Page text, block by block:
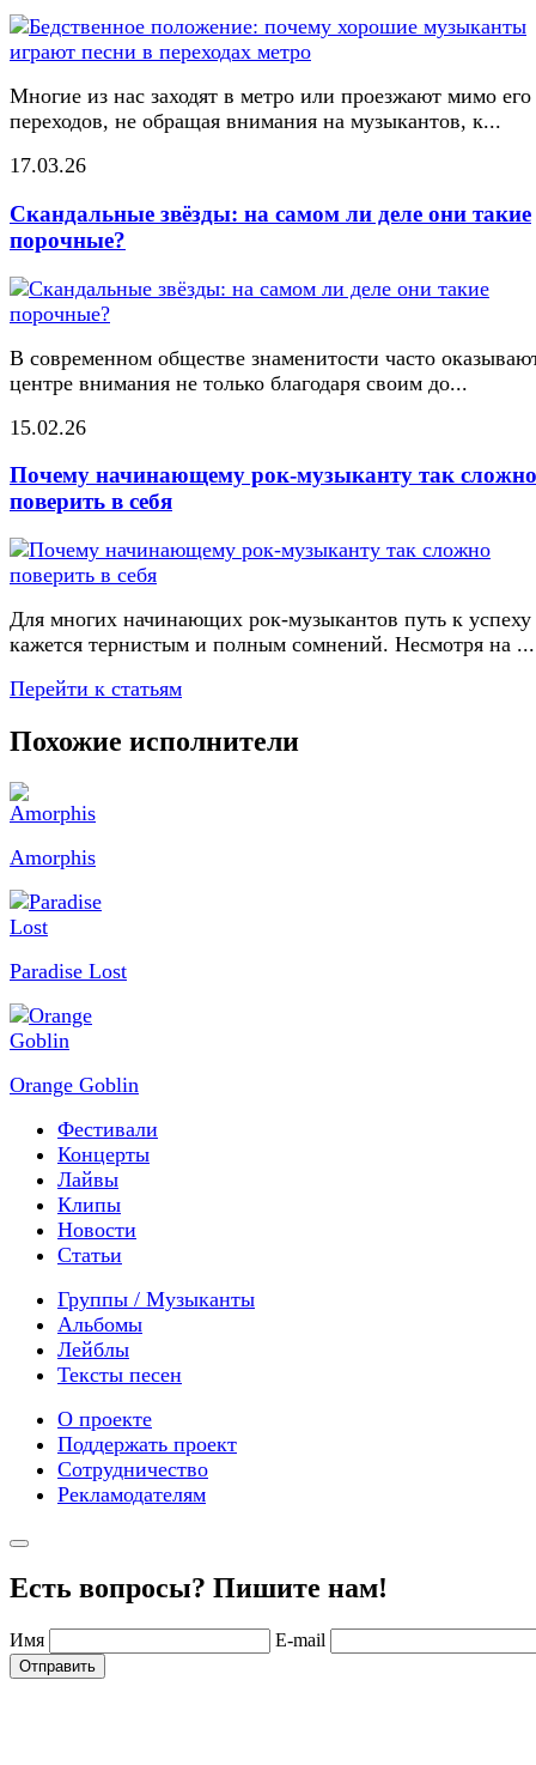
Многие из нас заходят в метро или проезжают мимо его
переходов, не обращая внимания на музыкантов, к...
17.03.26
Скандальные звёзды: на самом ли деле они такие
порочные?
В современном обществе знаменитости часто
центре внимания не только благодаря своим до...
15.02.26
Почему начинающему рок-музыканту так сложно
поверить в себя
Для многих начинающих рок-музыкантов путь к успеху
кажется тернистым и полным сомнений. Несмотря на ...
Перейти к статьям
Похожие исполнители
Amorphis
Paradise Lost
Orange Goblin
Фестивали
Концерты
Лайвы
Клипы
Новости
Статьи
Группы / Музыканты
Альбомы
Лейблы
Тексты песен
О проекте
Поддержать проект
Сотрудничество
Рекламодателям
Есть вопросы? Пишите нам!
Имя E-mail